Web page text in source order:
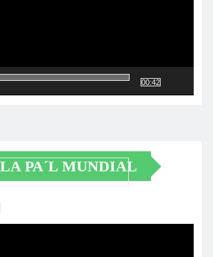
00:42
PA´L MUNDIAL